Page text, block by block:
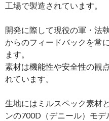
工場で製造されています。
開発に際して現役の軍・法
からのフィードバックを常
ます。
素材は機能性や安全性の観
れています。
生地にはミルスペック素材
ンの700D（デニール）モ